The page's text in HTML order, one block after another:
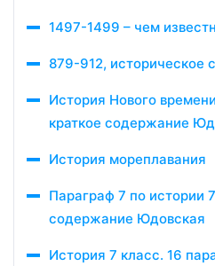
1497-1499 – чем
879-912, историческое
История Нового
краткое содержание
История мореплавания
Параграф 7 по истории
содержание Юдовская
История 7 класс. 16